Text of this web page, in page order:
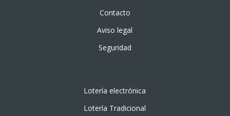
Contacto
Aviso legal
Seguridad
Lotería electrónica
Lotería Tradicional